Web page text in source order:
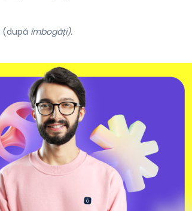
(după îmbogăți).